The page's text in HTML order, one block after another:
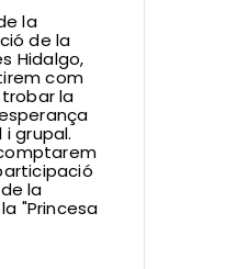
la
de la
Hidalgo,
com
la
grupal.
la
"Princesa